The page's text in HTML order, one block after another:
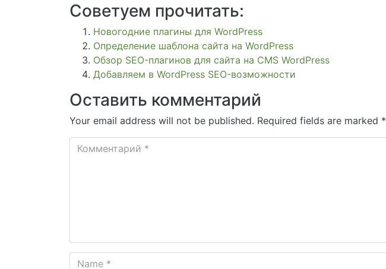
Советуем прочитать:
Новогодние плагины для WordPress
Определение шаблона сайта на WordPress
Обзор SEO-плагинов для сайта на CMS WordPress
Добавляем в WordPress SEO-возможности
Оставить комментарий
Your email address will not be published. Required fields are marked *